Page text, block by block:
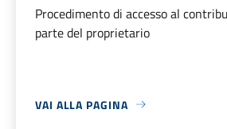
Procedimento di accesso al
parte del proprietario
VAI ALLA PAGINA